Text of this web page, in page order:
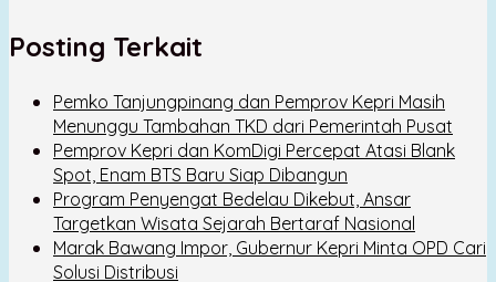
Posting Terkait
Pemko Tanjungpinang dan Pemprov Kepri Masih
Menunggu Tambahan TKD dari Pemerintah Pusat
Pemprov Kepri dan KomDigi Percepat Atasi Blank
Spot, Enam BTS Baru Siap Dibangun
Program Penyengat Bedelau Dikebut, Ansar
Targetkan Wisata Sejarah Bertaraf Nasional
Marak Bawang Impor, Gubernur Kepri Minta OPD Cari
Solusi Distribusi